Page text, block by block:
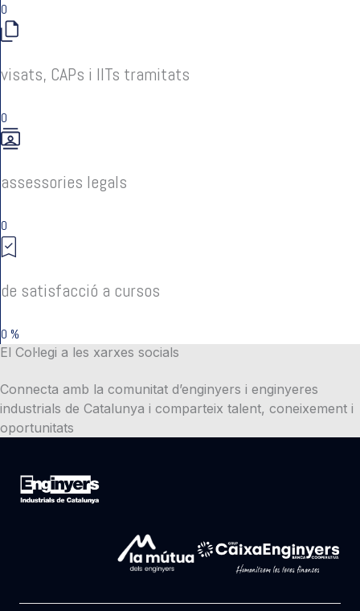
0
visats, CAPs i IITs tramitats
0
assessories legals
0
de satisfacció a cursos
0 %
El Col·legi a les xarxes socials
Connecta amb la comunitat d’enginyers i enginyeres
industrials de Catalunya i comparteix talent, coneixement i
oportunitats